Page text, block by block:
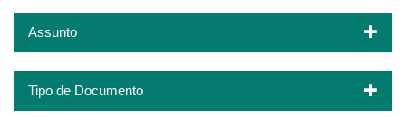
Assunto
Tipo de Documento